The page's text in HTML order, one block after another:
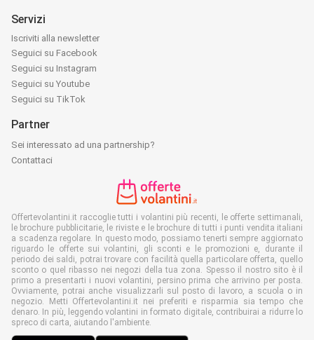
Servizi
Iscriviti alla newsletter
Seguici su Facebook
Seguici su Instagram
Seguici su Youtube
Seguici su TikTok
Partner
Sei interessato ad una partnership?
Contattaci
Offertevolantini.it raccoglie tutti i volantini più recenti, le offerte settimanali,
le brochure pubblicitarie, le riviste e le brochure di tutti i punti vendita italiani
a scadenza regolare. In questo modo, possiamo tenerti sempre aggiornato
riguardo le offerte sui volantini, gli sconti e le promozioni e, durante il
periodo dei saldi, potrai trovare con facilità quella particolare offerta, quello
sconto o quel ribasso nei negozi della tua zona. Spesso il nostro sito è il
primo a presentarti i nuovi volantini, persino prima che arrivino per posta.
Ovviamente, potrai anche visualizzarli sul posto di lavoro, a scuola o in
negozio. Metti Offertevolantini.it nei preferiti e risparmia sia tempo che
denaro. In più, leggendo volantini in formato digitale, contribuirai a ridurre lo
spreco di carta, aiutando l'ambiente.